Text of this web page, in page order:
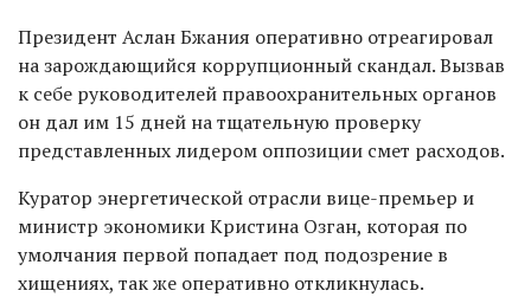
Президент Аслан Бжания оперативно отреагировал
на зарождающийся коррупционный скандал. Вызвав
к себе руководителей правоохранительных органов
он дал им 15 дней на тщательную проверку
представленных лидером оппозиции смет расходов.
Куратор энергетической отрасли вице-премьер и
министр экономики Кристина Озган, которая по
умолчания первой попадает под подозрение в
хищениях, так же оперативно откликнулась.